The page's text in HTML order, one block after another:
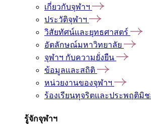
เกี่ยวกับจุฬาฯ
ประวัติจุฬาฯ
วิสัยทัศน์และยุทธศาสตร์
อัตลักษณ์มหาวิทยาลัย
จุฬาฯ กับความยั่งยืน
ข้อมูลและสถิติ
หน่วยงานของจุฬาฯ
ร้องเรียนทุจริตและประพฤติมิ
รู้จักจุฬาฯ